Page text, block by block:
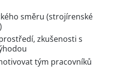
směru (strojírenské
zkušenosti s
tým pracovníků